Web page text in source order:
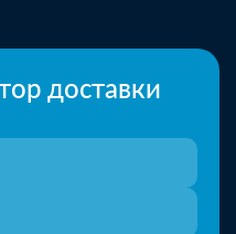
доставки